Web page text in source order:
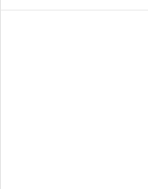
a zvýšení dostupnosti živin.